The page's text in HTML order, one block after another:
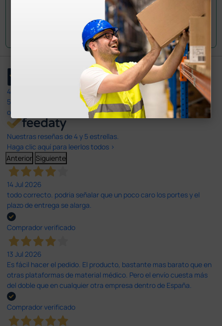
Envía tu pregunta
4,4
597
opiniones
Nuestras reseñas de 4 y 5 estrellas.
Haga clic aquí para leerlos todos >
Anterior Siguiente
14 Jul 2026
todo correcto. podria señalar que un poco caro los portes y el
plazo de entrega se alarga.
Comprador verificado
13 Jul 2026
Es fácil hacer el pedido. El producto, bastante mas barato que en
otras plataformas de material médico. Pero el envío cuesta más
del doble que en cualquier otra empresa dentro de España.
Comprador verificado